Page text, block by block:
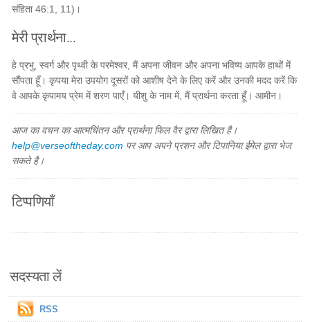
संहिता 46:1, 11)।
मेरी प्रार्थना...
हे प्रभु, स्वर्ग और पृथ्वी के परमेश्वर, मैं अपना जीवन और अपना भविष्य आपके हाथों में
सौंपता हूँ। कृपया मेरा उपयोग दूसरों को आशीष देने के लिए करें और उनकी मदद करें कि
वे आपके कृपामय प्रेम में शरण पाएँ। यीशु के नाम में, मैं प्रार्थना करता हूँ। आमीन।
आज का वचन का आत्मचिंतन और प्रार्थना फिल वैर द्वारा लिखित है।
help@verseoftheday.com पर आप अपने प्रशन और टिपानिया ईमेल द्वारा भेज
सकते है।
टिप्पणियाँ
सदस्यता लें
RSS